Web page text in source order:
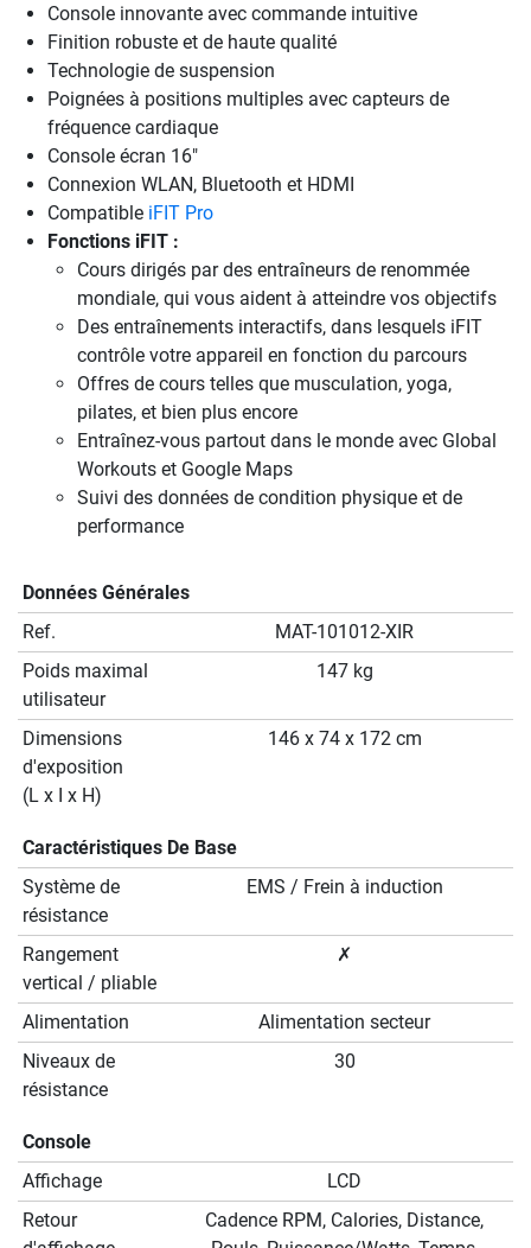
Console innovante avec commande intuitive
Finition robuste et de haute qualité
Technologie de suspension
Poignées à positions multiples avec capteurs de
fréquence cardiaque
Console écran 16"
Connexion WLAN, Bluetooth et HDMI
Compatible iFIT Pro
Fonctions iFIT :
Cours dirigés par des entraîneurs de renommée
mondiale, qui vous aident à atteindre vos objectifs
Des entraînements interactifs, dans lesquels iFIT
contrôle votre appareil en fonction du parcours
Offres de cours telles que musculation, yoga,
pilates, et bien plus encore
Entraînez-vous partout dans le monde avec Global
Workouts et Google Maps
Suivi des données de condition physique et de
performance
Données Générales
Ref.
MAT-101012-XIR
Poids maximal
utilisateur
147 kg
Dimensions
d'exposition
(L x I x H)
146 x 74 x 172 cm
Caractéristiques De Base
Système de
résistance
EMS / Frein à induction
Rangement
vertical / pliable
✗
Alimentation
Alimentation secteur
Niveaux de
résistance
30
Console
Affichage
LCD
Retour
Cadence RPM, Calories, Distance,